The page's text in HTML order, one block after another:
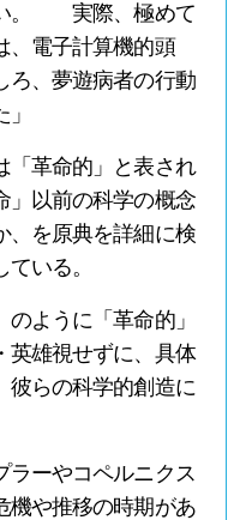
い。 実際、極めて
、電子計算機的頭
、夢遊病者の行動
革命的」と表され
」以前の科学の概念
、を原典を詳細に検
いる。
ように「革命的」
英雄視せずに、具体
彼らの科学的創造に
ーやコペルニクス
機や推移の時期があ